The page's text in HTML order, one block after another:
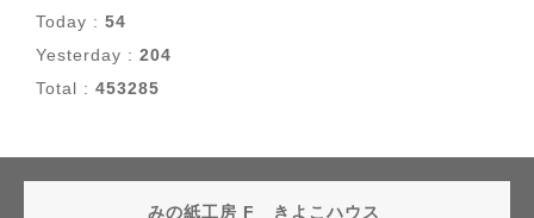
Today : 54
Yesterday : 204
Total : 453285
みの紙工房 F きよこハウス